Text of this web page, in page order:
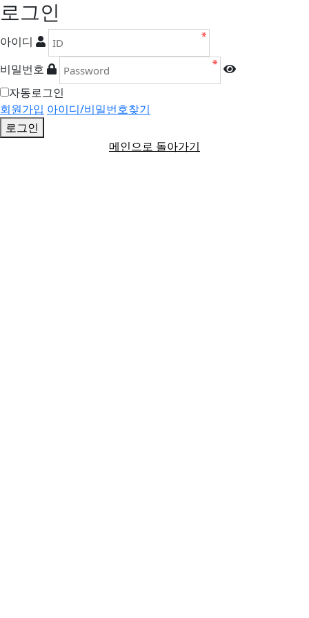
로그인
아이디
비밀번호
자동로그인
회원가입 아이디/비밀번호찾기
로그인
메인으로 돌아가기